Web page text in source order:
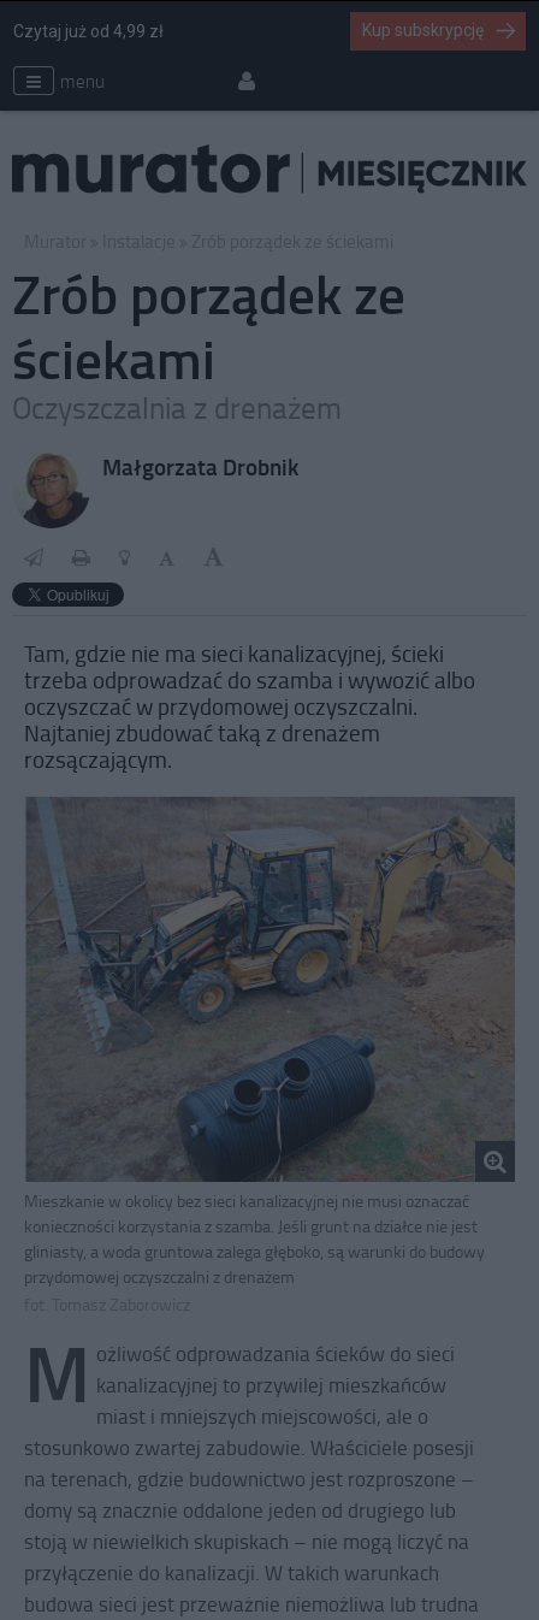
menu
Czytaj już od 4,99 zł Kup subskrypcję
Zrób porządek ze
ściekami
Oczyszczalnia z drenażem
Małgorzata Drobnik
Tam, gdzie nie ma sieci kanalizacyjnej, ścieki
trzeba odprowadzać do szamba i wywozić albo
oczyszczać w przydomowej oczyszczalni.
Najtaniej zbudować taką z drenażem
rozsączającym.
Mieszkanie w okolicy bez sieci kanalizacyjnej nie musi oznaczać
konieczności korzystania z szamba. Jeśli grunt na działce nie jest
gliniasty, a woda gruntowa zalega głęboko, są warunki do budowy
przydomowej oczyszczalni z drenażem
M ożliwość odprowadzania ścieków do sieci
kanalizacyjnej to przywilej mieszkańców
miast i mniejszych miejscowości, ale o
stosunkowo zwartej zabudowie. Właściciele posesji
na terenach, gdzie budownictwo jest rozproszone –
domy są znacznie oddalone jeden od drugiego lub
stoją w niewielkich skupiskach – nie mogą liczyć na
przyłączenie do kanalizacji. W takich warunkach
budowa sieci jest przeważnie niemożliwa lub trudna